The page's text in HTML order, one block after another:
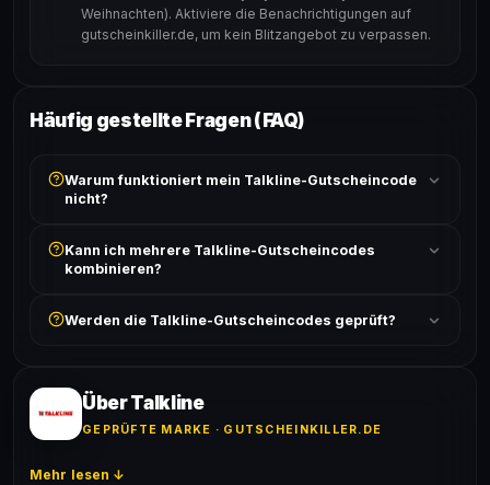
Weihnachten). Aktiviere die Benachrichtigungen auf
gutscheinkiller.de, um kein Blitzangebot zu verpassen.
Häufig gestellte Fragen (FAQ)
Warum funktioniert mein Talkline-Gutscheincode
nicht?
ist und ob der Code nicht für bereits reduzierte Artikel
gilt. Alle Bedingungen findest du unter „Details".
Kann ich mehrere Talkline-Gutscheincodes
kombinieren?
akzeptiert. Die Kombination mehrerer Codes ist meist
Werden die Talkline-Gutscheincodes geprüft?
Erfolgsquote wird bei jedem Angebot angezeigt.
Über Talkline
GEPRÜFTE MARKE · GUTSCHEINKILLER.DE
Mehr lesen ↓